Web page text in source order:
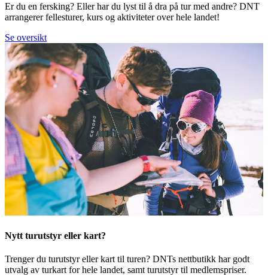
Er du en fersking? Eller har du lyst til å dra på tur med andre? DNT
arrangerer fellesturer, kurs og aktiviteter over hele landet!
Se oversikt
Nytt turutstyr eller kart?
Trenger du turutstyr eller kart til turen? DNTs nettbutikk har godt
utvalg av turkart for hele landet, samt turutstyr til medlemspriser.